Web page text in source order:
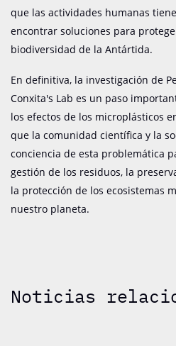
que las actividades humanas
encontrar soluciones para
biodiversidad de la Antártida.
En definitiva, la investigación de
Conxita's Lab es un paso
los efectos de los microplásticos
que la comunidad científica y la
conciencia de esta problemática
gestión de los residuos, la
la protección de los ecosistemas
nuestro planeta.
Noticias